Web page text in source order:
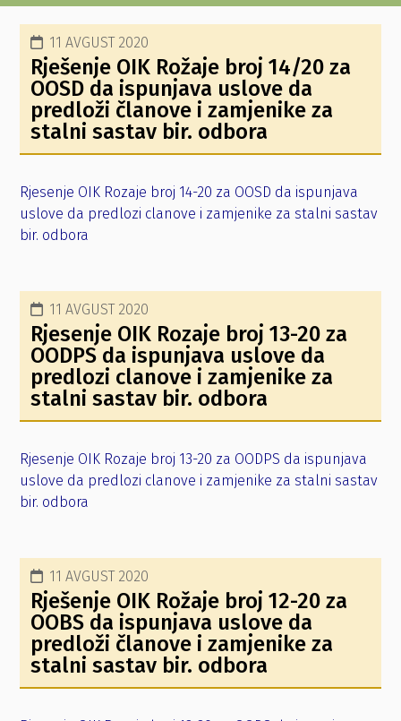
11 AVGUST 2020
Rješenje OIK Rožaje broj 14/20 za
OOSD da ispunjava uslove da
predloži članove i zamjenike za
stalni sastav bir. odbora
Rjesenje OIK Rozaje broj 14-20 za OOSD da ispunjava
uslove da predlozi clanove i zamjenike za stalni sastav
bir. odbora
11 AVGUST 2020
Rjesenje OIK Rozaje broj 13-20 za
OODPS da ispunjava uslove da
predlozi clanove i zamjenike za
stalni sastav bir. odbora
Rjesenje OIK Rozaje broj 13-20 za OODPS da ispunjava
uslove da predlozi clanove i zamjenike za stalni sastav
bir. odbora
11 AVGUST 2020
Rješenje OIK Rožaje broj 12-20 za
OOBS da ispunjava uslove da
predloži članove i zamjenike za
stalni sastav bir. odbora